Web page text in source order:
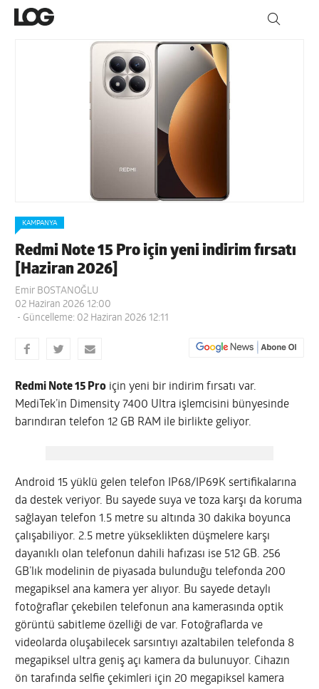
KAMPANYA
Redmi Note 15 Pro için yeni indirim fırsatı
[Haziran 2026]
Emir BOSTANOĞLU
02 Haziran 2026 12:00
- Güncelleme: 02 Haziran 2026 12:11
Redmi Note 15 Pro için yeni bir indirim fırsatı var.
MediTek’in Dimensity 7400 Ultra işlemcisini bünyesinde
barındıran telefon 12 GB RAM ile birlikte geliyor.
Android 15 yüklü gelen telefon IP68/IP69K sertifikalarına
da destek veriyor. Bu sayede suya ve toza karşı da koruma
sağlayan telefon 1.5 metre su altında 30 dakika boyunca
çalışabiliyor. 2.5 metre yükseklikten düşmelere karşı
dayanıklı olan telefonun dahili hafızası ise 512 GB. 256
GB’lık modelinin de piyasada bulunduğu telefonda 200
megapiksel ana kamera yer alıyor. Bu sayede detaylı
fotoğraflar çekebilen telefonun ana kamerasında optik
görüntü sabitleme özelliği de var. Fotoğraflarda ve
videolarda oluşabilecek sarsıntıyı azaltabilen telefonda 8
megapiksel ultra geniş açı kamera da bulunuyor. Cihazın
ön tarafında selfie çekimleri için 20 megapiksel kamera